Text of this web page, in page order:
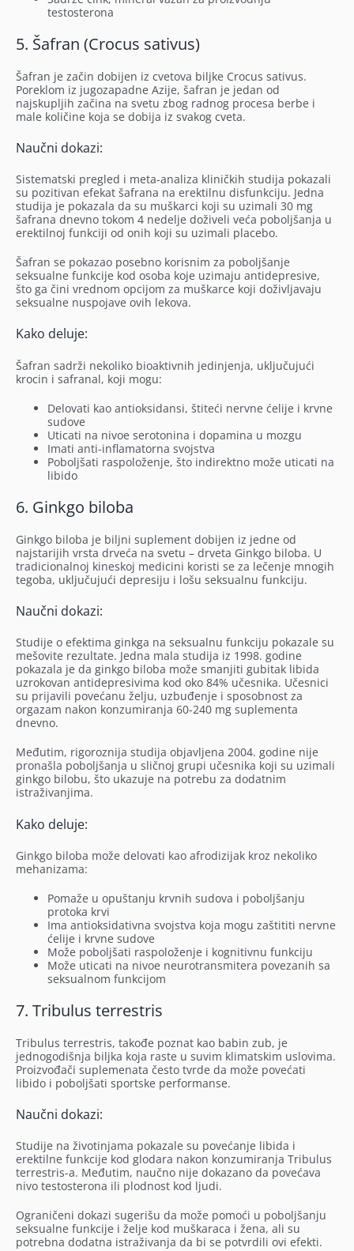
testosterona
5. Šafran (Crocus sativus)
Šafran je začin dobijen iz cvetova biljke Crocus sativus.
Poreklom iz jugozapadne Azije, šafran je jedan od
najskupljih začina na svetu zbog radnog procesa berbe i
male količine koja se dobija iz svakog cveta.
Naučni dokazi:
Sistematski pregled i meta-analiza kliničkih studija pokazali
su pozitivan efekat šafrana na erektilnu disfunkciju. Jedna
studija je pokazala da su muškarci koji su uzimali 30 mg
šafrana dnevno tokom 4 nedelje doživeli veća poboljšanja u
erektilnoj funkciji od onih koji su uzimali placebo.
Šafran se pokazao posebno korisnim za poboljšanje
seksualne funkcije kod osoba koje uzimaju antidepresive,
što ga čini vrednom opcijom za muškarce koji doživljavaju
seksualne nuspojave ovih lekova.
Kako deluje:
Šafran sadrži nekoliko bioaktivnih jedinjenja, uključujući
krocin i safranal, koji mogu:
Delovati kao antioksidansi, štiteći nervne ćelije i krvne
sudove
Uticati na nivoe serotonina i dopamina u mozgu
Imati anti-inflamatorna svojstva
Poboljšati raspoloženje, što indirektno može uticati na
libido
6. Ginkgo biloba
Ginkgo biloba je biljni suplement dobijen iz jedne od
najstarijih vrsta drveća na svetu – drveta Ginkgo biloba. U
tradicionalnoj kineskoj medicini koristi se za lečenje mnogih
tegoba, uključujući depresiju i lošu seksualnu funkciju.
Naučni dokazi:
Studije o efektima ginkga na seksualnu funkciju pokazale su
mešovite rezultate. Jedna mala studija iz 1998. godine
pokazala je da ginkgo biloba može smanjiti gubitak libida
uzrokovan antidepresivima kod oko 84% učesnika. Učesnici
su prijavili povećanu želju, uzbuđenje i sposobnost za
orgazam nakon konzumiranja 60-240 mg suplementa
dnevno.
Međutim, rigoroznija studija objavljena 2004. godine nije
pronašla poboljšanja u sličnoj grupi učesnika koji su uzimali
ginkgo bilobu, što ukazuje na potrebu za dodatnim
istraživanjima.
Kako deluje:
Ginkgo biloba može delovati kao afrodizijak kroz nekoliko
mehanizama:
Pomaže u opuštanju krvnih sudova i poboljšanju
protoka krvi
Ima antioksidativna svojstva koja mogu zaštititi nervne
ćelije i krvne sudove
Može poboljšati raspoloženje i kognitivnu funkciju
Može uticati na nivoe neurotransmitera povezanih sa
seksualnom funkcijom
7. Tribulus terrestris
Tribulus terrestris, takođe poznat kao babin zub, je
jednogodišnja biljka koja raste u suvim klimatskim uslovima.
Proizvođači suplemenata često tvrde da može povećati
libido i poboljšati sportske performanse.
Naučni dokazi:
Studije na životinjama pokazale su povećanje libida i
erektilne funkcije kod glodara nakon konzumiranja Tribulus
terrestris-a. Međutim, naučno nije dokazano da povećava
nivo testosterona ili plodnost kod ljudi.
Ograničeni dokazi sugerišu da može pomoći u poboljšanju
seksualne funkcije i želje kod muškaraca i žena, ali su
potrebna dodatna istraživanja da bi se potvrdili ovi efekti.